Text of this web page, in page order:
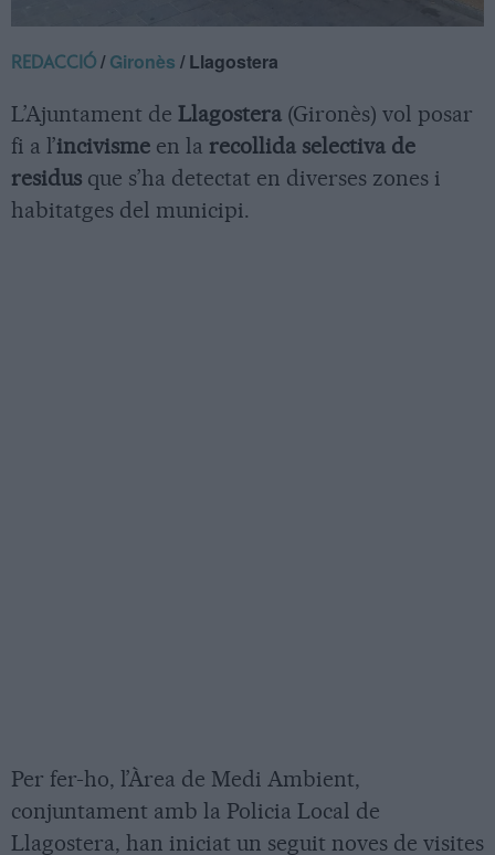
REDACCIÓ /Gironès / Llagostera
L’Ajuntament de Llagostera (Gironès) vol posar
fi a l’incivisme en la recollida selectiva de
residus que s’ha detectat en diverses zones i
habitatges del municipi.
Per fer-ho, l’Àrea de Medi Ambient,
conjuntament amb la Policia Local de
Llagostera, han iniciat un seguit noves de visites